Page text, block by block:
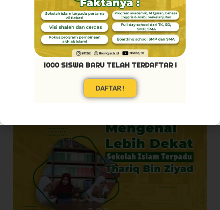
1000 SISWA BARU TELAH TERDAFTAR !
DAFTAR !